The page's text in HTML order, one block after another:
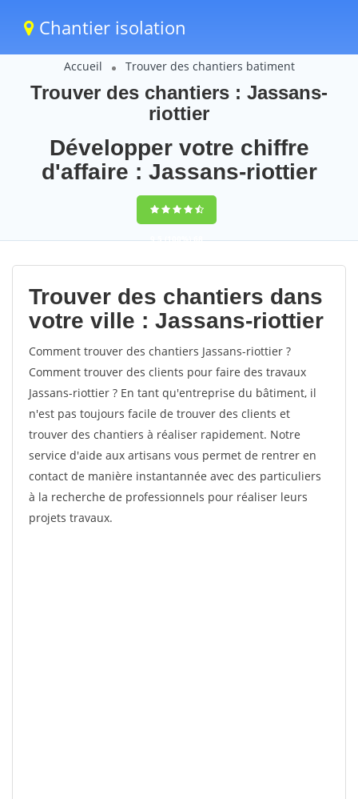
Chantier isolation
Accueil Trouver des chantiers batiment
Trouver des chantiers : Jassans-
riottier
Développer votre chiffre
d'affaire : Jassans-riottier
9,5(100%)68
votes
Trouver des chantiers dans
votre ville : Jassans-riottier
Comment trouver des chantiers Jassans-riottier ?
Comment trouver des clients pour faire des travaux
Jassans-riottier ? En tant qu'entreprise du bâtiment, il
n'est pas toujours facile de trouver des clients et
trouver des chantiers à réaliser rapidement. Notre
service d'aide aux artisans vous permet de rentrer en
contact de manière instantannée avec des particuliers
à la recherche de professionnels pour réaliser leurs
projets travaux.